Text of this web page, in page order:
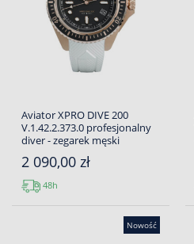
Aviator XPRO DIVE 200
V.1.42.2.373.0 profesjonalny
diver - zegarek męski
2 090,00 zł
48h
Nowość